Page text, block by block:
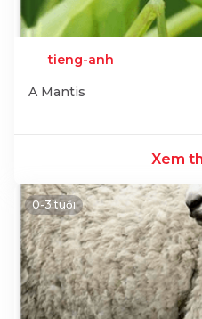
tieng-anh
A Mantis
Xem
0-3 tuổi